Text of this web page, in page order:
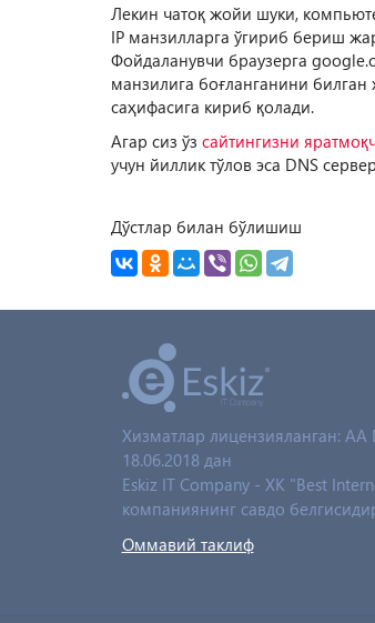
Лекин чатоқ жойи шуки,
IP манзилларга ўгириб бериш
Фойдаланувчи браузерга
манзилига боғланганини
саҳифасига кириб қолади.
Агар сиз ўз сайтингизни
учун йиллик тўлов эса DNS
Дўстлар билан бўлишиш
Хизматлар лицензияланган:
18.06.2018 дан
Eskiz IT Company - XK "Best
компаниянинг савдо
Оммавий таклиф